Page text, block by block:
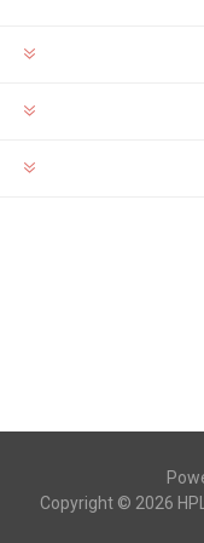
Copyright © 2026